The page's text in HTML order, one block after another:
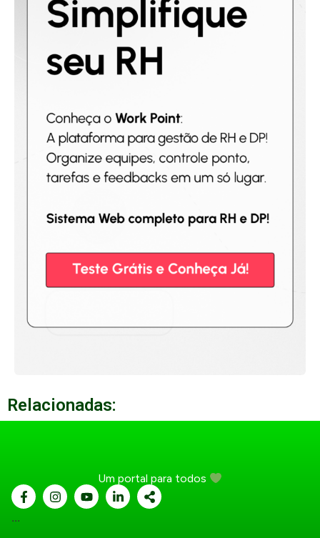
Relacionadas:
Um portal para todos
...